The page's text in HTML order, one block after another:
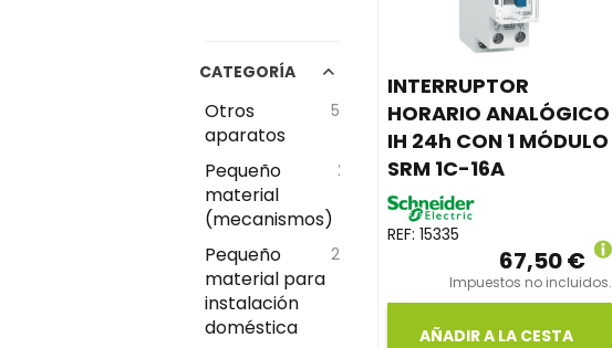
CATEGORÍA
Otros
aparatos
5
Pequeño
material
(mecanismos)
2
Pequeño
material para
instalación
doméstica
2
INTERRUPTOR
HORARIO ANALÓGICO
IH 24h CON 1 MÓDULO
SRM 1C-16A
REF: 15335
67,50 €
Impuestos no incluidos.
AÑADIR A LA CESTA